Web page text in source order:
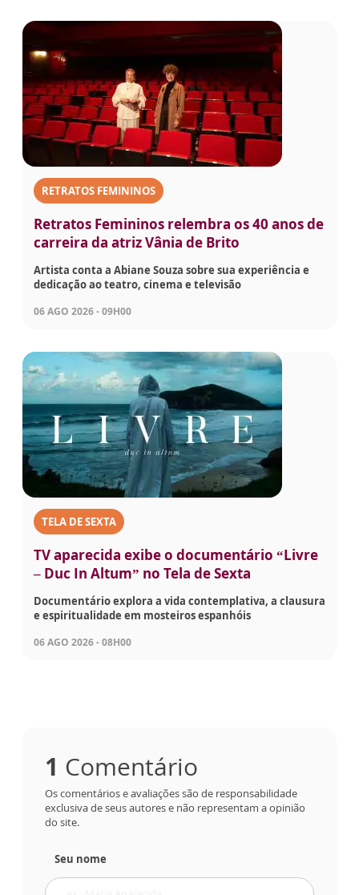
RETRATOS FEMININOS
Retratos Femininos relembra os 40 anos de
carreira da atriz Vânia de Brito
Artista conta a Abiane Souza sobre sua experiência e
dedicação ao teatro, cinema e televisão
06 AGO 2026 - 09H00
TELA DE SEXTA
TV aparecida exibe o documentário “Livre
– Duc In Altum” no Tela de Sexta
Documentário explora a vida contemplativa, a clausura
e espiritualidade em mosteiros espanhóis
06 AGO 2026 - 08H00
1 Comentário
Os comentários e avaliações são de responsabilidade
exclusiva de seus autores e não representam a opinião
do site.
Seu nome